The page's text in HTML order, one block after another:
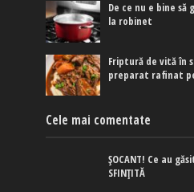
De ce nu e bine
la robinet
Friptură de vită în
preparat rafinat
Cele mai comentate
ȘOCANT! Ce au
SFINȚITĂ